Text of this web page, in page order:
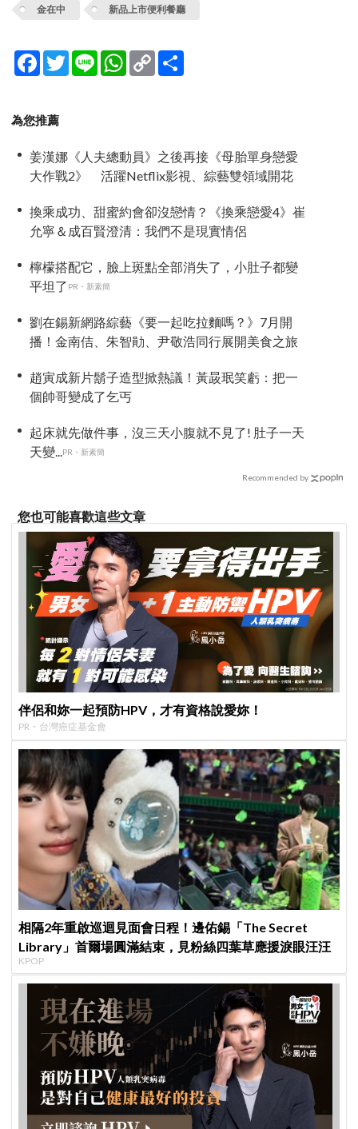
金在中 新品上市便利餐廳
Facebook
TwitterLine WhatsApp
Copy
Link
為您推薦
姜漢娜《人夫總動員》之後再接《母胎單身戀愛
大作戰2》 活躍Netflix影視、綜藝雙領域開花
換乘成功、甜蜜約會卻沒戀情？《換乘戀愛4》崔
允寧＆成百賢澄清：我們不是現實情侶
檸檬搭配它，臉上斑點全部消失了，小肚子都變
平坦了 PR・新素簡
劉在錫新網路綜藝《要一起吃拉麵嗎？》7月開
播！金南佶、朱智勛、尹敬浩同行展開美食之旅
趙寅成新片鬍子造型掀熱議！黃晸珉笑虧：把一
個帥哥變成了乞丐
起床就先做件事，沒三天小腹就不見了! 肚子一天
天變...PR・新素簡
Recommended by
您也可能喜歡這些文章
伴侶和妳一起預防HPV，才有資格說愛妳！
PR・台灣癌症基金會
相隔2年重啟巡迴見面會日程！邊佑錫「The Secret
Library」首爾場圓滿結束，見粉絲四葉草應援淚眼汪汪
KPOP